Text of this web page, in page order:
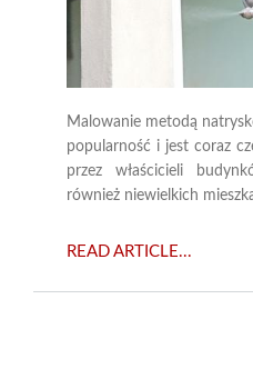
Malowanie metodą
popularność i jest coraz
przez właścicieli
również niewielkich
READ ARTICLE...